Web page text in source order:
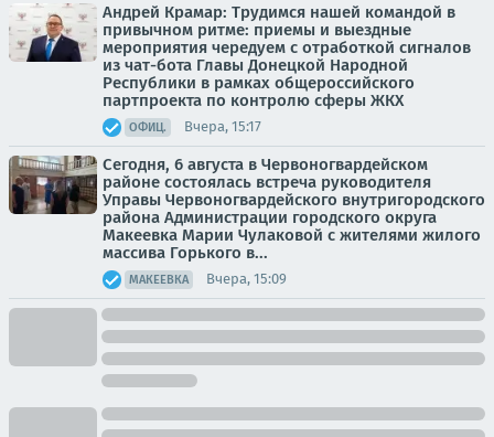
Андрей Крамар: Трудимся нашей командой в
привычном ритме: приемы и выездные
мероприятия чередуем с отработкой сигналов
из чат-бота Главы Донецкой Народной
Республики в рамках общероссийского
партпроекта по контролю сферы ЖКХ
ОФИЦ. Вчера, 15:17
Сегодня, 6 августа в Червоногвардейском
районе состоялась встреча руководителя
Управы Червоногвардейского внутригородского
района Администрации городского округа
Макеевка Марии Чулаковой с жителями жилого
массива Горького в...
МАКЕЕВКА Вчера, 15:09